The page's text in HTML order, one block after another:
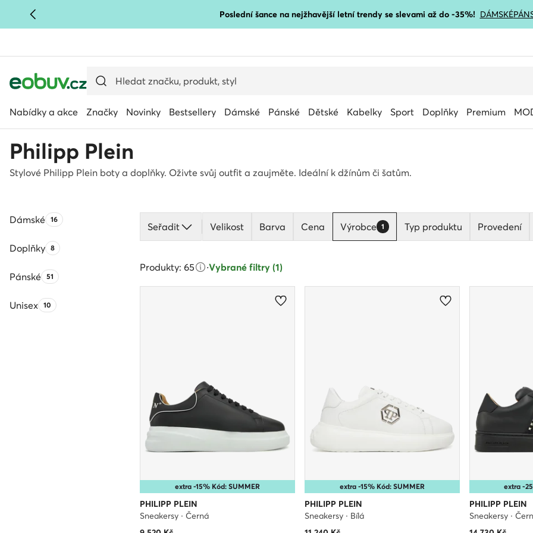
PŘEJÍT NA HLAVNÍ OBSAH Poslední šance na nejžhavější letní trendy se slevami až do -35%! DÁMSKÉ
Nabídky a akce Značky Novinky Bestsellery Dámské Pánské Dětské Kabelky Sport Doplňky Premium
Philipp Plein
Stylové Philipp Plein boty a doplňky. Oživte svůj outfit a zaujměte. Ideální k džínům či šatům.
DámskéPočet produktů:
16
DoplňkyPočet produktů:
8
PánskéPočet produktů:
51
UnisexPočet produktů:
10
Seřadit Velikost Barva Cena Výrobce 1 Typ produktu Provedení
Produkty: 65 ·Vybrané filtry (1)
extra -15% Kód: SUMMER
PHILIPP PLEIN
Sneakersy · Černá
extra -15% Kód: SUMMER
PHILIPP PLEIN
Sneakersy · Bílá
extra -
PHILIPP PLEIN
Sneakersy ·